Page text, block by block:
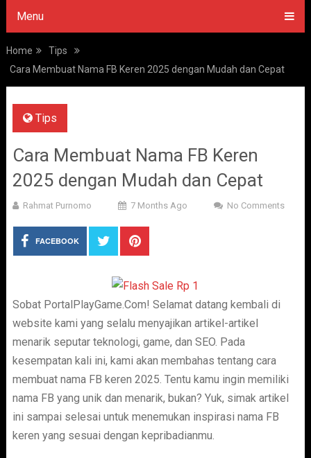
Menu
Home
Tips
Cara Membuat Nama FB Keren 2025 dengan Mudah dan Cepat
Tips
Cara Membuat Nama FB Keren
2025 dengan Mudah dan Cepat
Rahmat Purnomo 7 Months Ago No Comments
FACEBOOK
Sobat PortalPlayGame.Com! Selamat datang kembali di
website kami yang selalu menyajikan artikel-artikel
menarik seputar teknologi, game, dan SEO. Pada
kesempatan kali ini, kami akan membahas tentang cara
membuat nama FB keren 2025. Tentu kamu ingin memiliki
nama FB yang unik dan menarik, bukan? Yuk, simak artikel
ini sampai selesai untuk menemukan inspirasi nama FB
keren yang sesuai dengan kepribadianmu.